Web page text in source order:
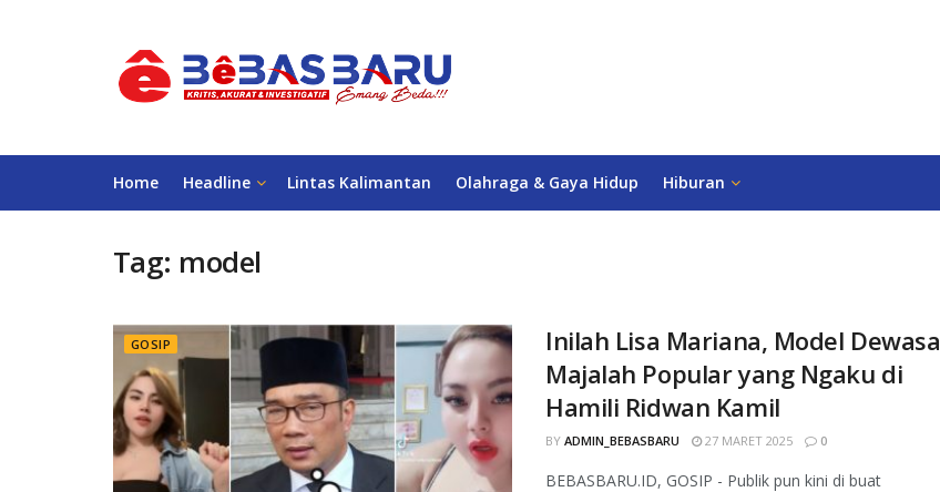
Home Headline Lintas Kalimantan Olahraga & Gaya Hidup Hiburan
Tag: model
GOSIP
Inilah Lisa Mariana, Model Dewasa
Majalah Popular yang Ngaku di
Hamili Ridwan Kamil
BY ADMIN_BEBASBARU 27 MARET 2025 0
BEBASBARU.ID, GOSIP - Publik pun kini di buat